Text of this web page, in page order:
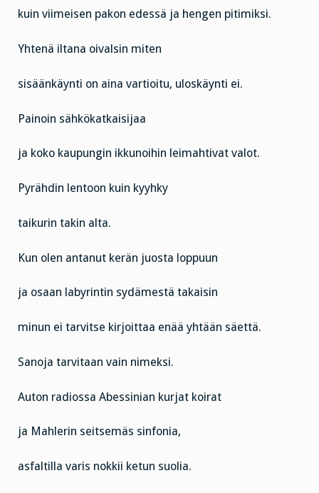
kuin viimeisen pakon edessä ja hengen pitimiksi.
Yhtenä iltana oivalsin miten
sisäänkäynti on aina vartioitu, uloskäynti ei.
Painoin sähkökatkaisijaa
ja koko kaupungin ikkunoihin leimahtivat valot.
Pyrähdin lentoon kuin kyyhky
taikurin takin alta.
Kun olen antanut kerän juosta loppuun
ja osaan labyrintin sydämestä takaisin
minun ei tarvitse kirjoittaa enää yhtään säettä.
Sanoja tarvitaan vain nimeksi.
Auton radiossa Abessinian kurjat koirat
ja Mahlerin seitsemäs sinfonia,
asfaltilla varis nokkii ketun suolia.